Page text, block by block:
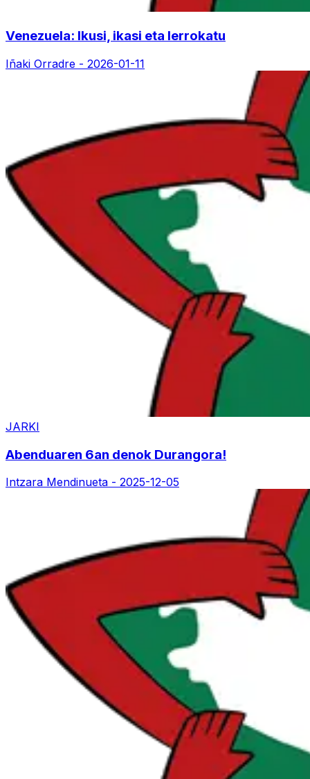
Venezuela: Ikusi, ikasi eta lerrokatu
Iñaki Orradre - 2026-01-11
JARKI
Abenduaren 6an denok Durangora!
Intzara Mendinueta - 2025-12-05